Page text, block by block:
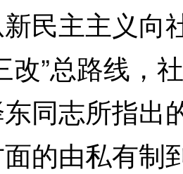
民主主义向
改”总路线，
同志所指出
的由私有制